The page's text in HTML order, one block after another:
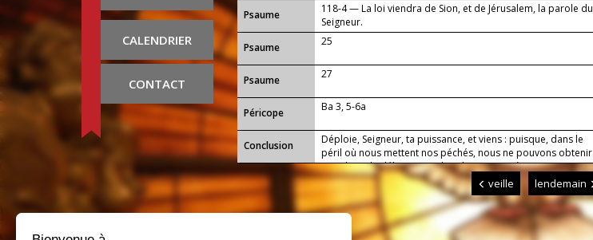
CALENDRIER
CONTACT
Psaume
118-4 — La loi viendra de Sion, et de Jérusalem, la parole du
Seigneur.
Psaume
25
Psaume 27
Péricope Ba 3, 5-6a
Conclusion
Déploie, Seigneur, ta puissance, et viens : puisque, dans le
péril où nous mettent nos péchés, nous ne pouvons obtenir
que de toi la délivrance et le salut. Toi qui règnes.
veille lendemain